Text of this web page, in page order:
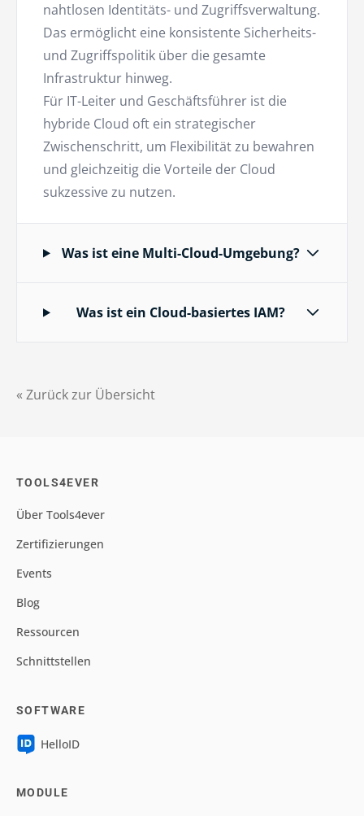
« Zurück zur Übersicht
nahtlosen Identitäts- und Zugriffsverwaltung.
Das ermöglicht eine konsistente Sicherheits-
und Zugriffspolitik über die gesamte
Infrastruktur hinweg.
Für IT-Leiter und Geschäftsführer ist die
hybride Cloud oft ein strategischer
Zwischenschritt, um Flexibilität zu bewahren
und gleichzeitig die Vorteile der Cloud
sukzessive zu nutzen.
Was ist eine Multi-Cloud-Umgebung?
Was ist ein Cloud-basiertes IAM?
TOOLS4EVER
Über Tools4ever
Zertifizierungen
Events
Blog
Ressourcen
Schnittstellen
SOFTWARE
HelloID
MODULE